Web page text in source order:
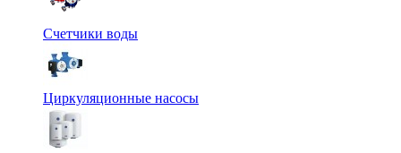
Счетчики воды
Циркуляционные насосы